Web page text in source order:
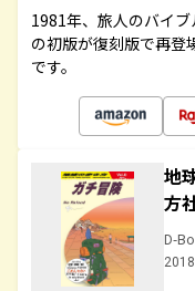
1981年、旅人のバイ
の初版が復刻版で再
です。
地
方
D-